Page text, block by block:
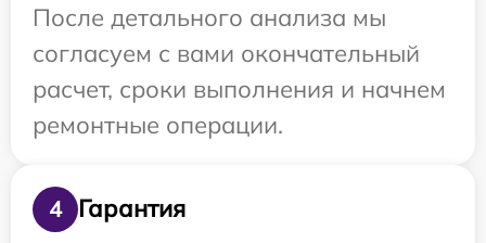
После детального анализа мы
согласуем с вами окончательный
расчет, сроки выполнения и начнем
ремонтные операции.
4
Гарантия